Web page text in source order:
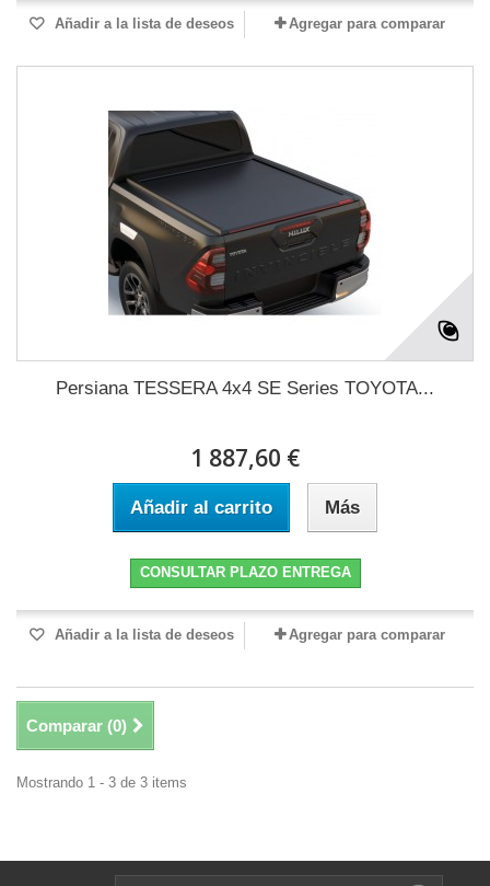
Añadir a la lista de deseos Agregar para comparar
Persiana TESSERA 4x4 SE Series TOYOTA...
1 887,60 €
Añadir al carrito Más
CONSULTAR PLAZO ENTREGA
Añadir a la lista de deseos Agregar para comparar
Comparar (0)
Mostrando 1 - 3 de 3 items